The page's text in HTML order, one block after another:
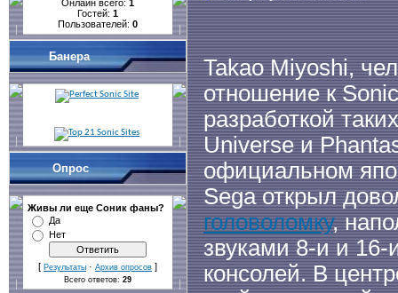
Онлайн всего: 1
Гостей: 1
Пользователей: 0
Банера
Опрос
Живы ли еще Cоник фаны?
Да
Нет
[ Результаты · Архив опросов ]
Всего ответов: 29
Takao Miyoshi,
отношение к
разработкой
Universe и
официальном
Sega открыл
головоломку,
звуками 8-и и
консолей. В